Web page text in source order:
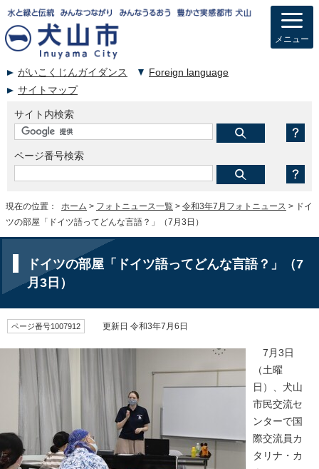
がいこくじんガイダンス
Foreign language
サイトマップ
サイト内検索
ページ番号検索
メニュー
現在の位置： ホーム > フォトニュース一覧 > 令和3年7月フォトニュース > ドイ
ツの部屋「ドイツ語ってどんな言語？」（7月3日）
ドイツの部屋「ドイツ語ってどんな言語？」（7
月3日）
ページ番号1007912 更新日 令和3年7月6日
7月3日
（土曜
日）、犬山
市民交流セ
ンターで国
際交流員カ
タリナ・カ